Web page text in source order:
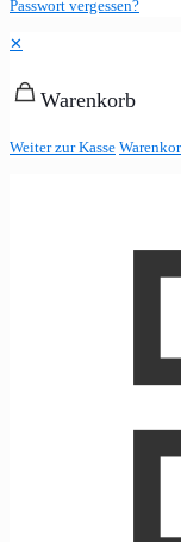
Passwort vergessen?
✕
Warenkorb
Weiter zur Kasse